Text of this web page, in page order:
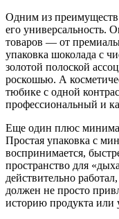
Одним из преимуществ
его универсальность.
товаров — от
упаковка шоколада с
золотой полоской
роскошью. А
тюбике с одной
профессиональный и
Еще один плюс
Простая упаковка с
воспринимается,
пространство для
действительно
должен не просто
историю продукта или